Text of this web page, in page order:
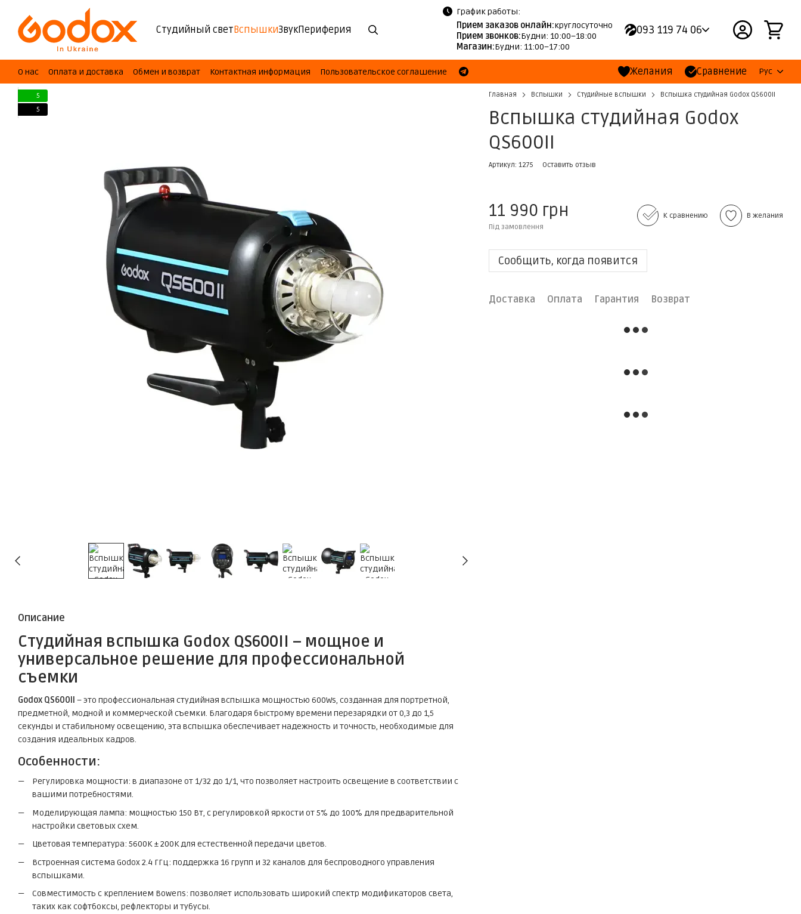
Перейти к основному контенту
Студийный светВспышкиЗвукПериферия
График работы:
Прием заказов онлайн:круглосуточно
Прием звонков:Будни: 10:00–18:00
Магазин:Будни: 11:00–17:00
093 119 74 06
О нас Оплата и доставка Обмен и возврат Контактная информация Пользовательское соглашение Желания Сравнение Рус
5
5
Описание
Студийная вспышка Godox QS600II – мощное и
универсальное решение для профессиональной
съемки
Godox QS600II
– это профессиональная студийная вспышка мощностью 600Ws, созданная для портретной,
предметной, модной и коммерческой съемки. Благодаря быстрому времени перезарядки от 0,3 до 1,5
секунды и стабильному освещению, эта вспышка обеспечивает надежность и точность, необходимые для
создания идеальных кадров.
Особенности:
Регулировка мощности: в диапазоне от 1/32 до 1/1, что позволяет настроить освещение в соответствии с
вашими потребностями.
Моделирующая лампа: мощностью 150 Вт, с регулировкой яркости от 5% до 100% для предварительной
настройки световых схем.
Цветовая температура: 5600K ± 200K для естественной передачи цветов.
Встроенная система Godox 2.4 ГГц: поддержка 16 групп и 32 каналов для беспроводного управления
вспышками.
Совместимость с креплением Bowens: позволяет использовать широкий спектр модификаторов света,
таких как софтбоксы, рефлекторы и тубусы.
Главная Вспышки Студийные вспышки Вспышка студийная Godox QS600II
Вспышка студийная Godox
QS600II
Артикул: 1275 Оставить отзыв
11 990 грн
Під замовлення
К сравнению В желания
Сообщить, когда появится
Доставка Оплата Гарантия Возврат